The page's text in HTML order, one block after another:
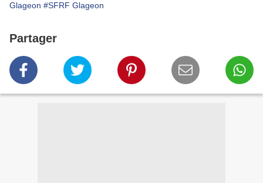
Glageon #SFRF Glageon
Partager